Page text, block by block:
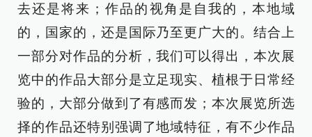
去还是将来；作品的视角是自我的，本地域
的，国家的，还是国际乃至更广大的。结合上
一部分对作品的分析，我们可以得出，本次展
览中的作品大部分是立足现实、植根于日常经
验的，大部分做到了有感而发；本次展览所选
择的作品还特别强调了地域特征，有不少作品